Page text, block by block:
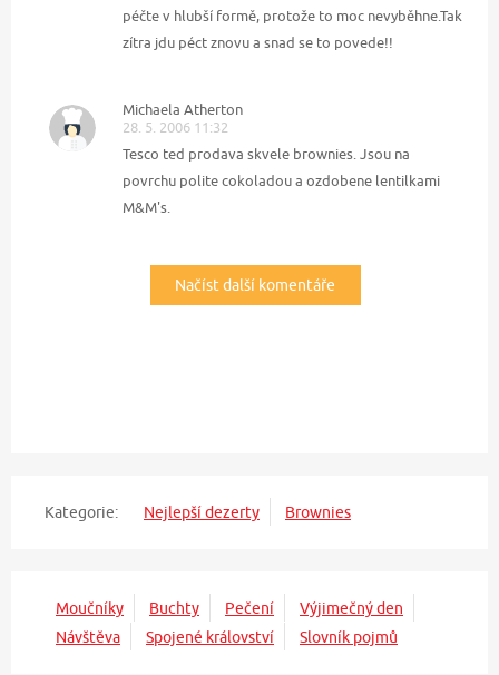
péčte v hlubší formě, protože to moc nevyběhne.Tak
zítra jdu péct znovu a snad se to povede!!
Michaela Atherton
28. 5. 2006 11:32
Tesco ted prodava skvele brownies. Jsou na
povrchu polite cokoladou a ozdobene lentilkami
M&M's.
Načíst další komentáře
Kategorie: Nejlepší dezerty Brownies
Moučníky Buchty Pečení
Výjimečný den
Návštěva
Spojené království Slovník pojmů